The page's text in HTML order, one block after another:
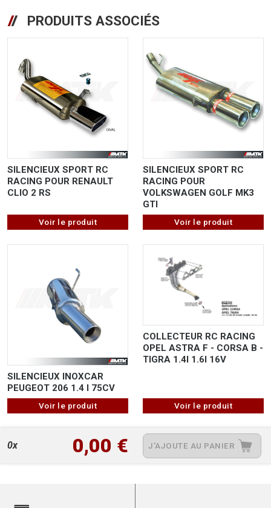
PRODUITS ASSOCIÉS
SILENCIEUX SPORT RC
RACING POUR RENAULT
CLIO 2 RS
Voir le produit
SILENCIEUX SPORT RC
RACING POUR
VOLKSWAGEN GOLF MK3
GTI
Voir le produit
SILENCIEUX INOXCAR
PEUGEOT 206 1.4 I 75CV
Voir le produit
COLLECTEUR RC RACING
OPEL ASTRA F - CORSA B -
TIGRA 1.4I 1.6I 16V
Voir le produit
0x 0,00 € J'AJOUTE AU PANIER